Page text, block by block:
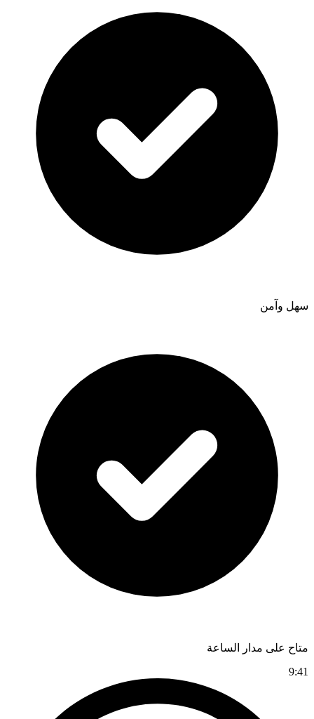
سهل وآمن
متاح على مدار الساعة
9:41